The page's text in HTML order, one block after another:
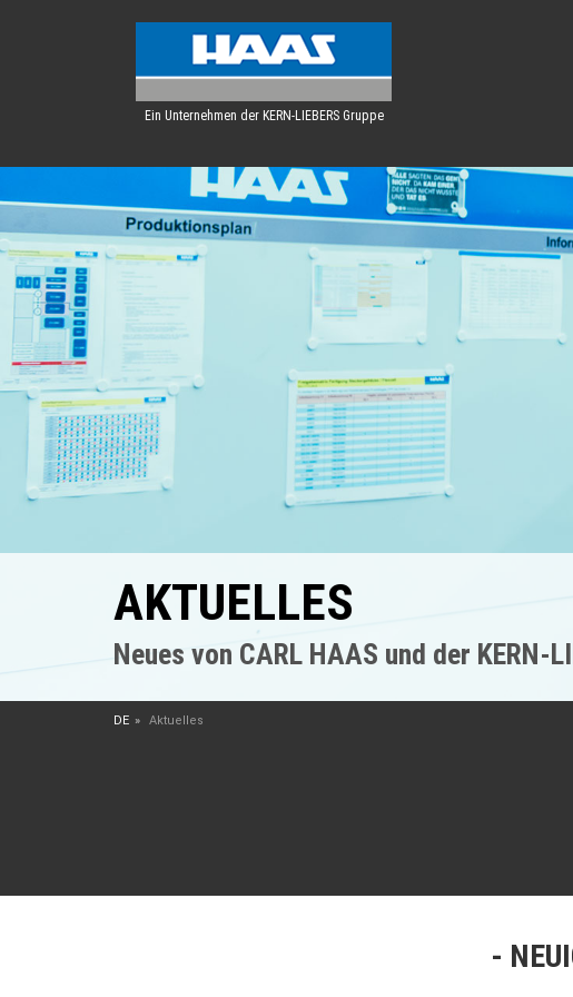
Ein Unternehmen der KERN-LIEBERS Gruppe
AKTUELLES
Neues von CARL HAAS und der KERN-
DE Aktuelles